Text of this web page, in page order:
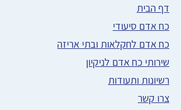
דף הבית
כח אדם סיעודי
כח אדם לחקלאות ובתי אריזה
שירותי כח אדם לניקיון
רשיונות ותעודות
צרו קשר